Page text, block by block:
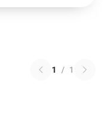
1 / 1